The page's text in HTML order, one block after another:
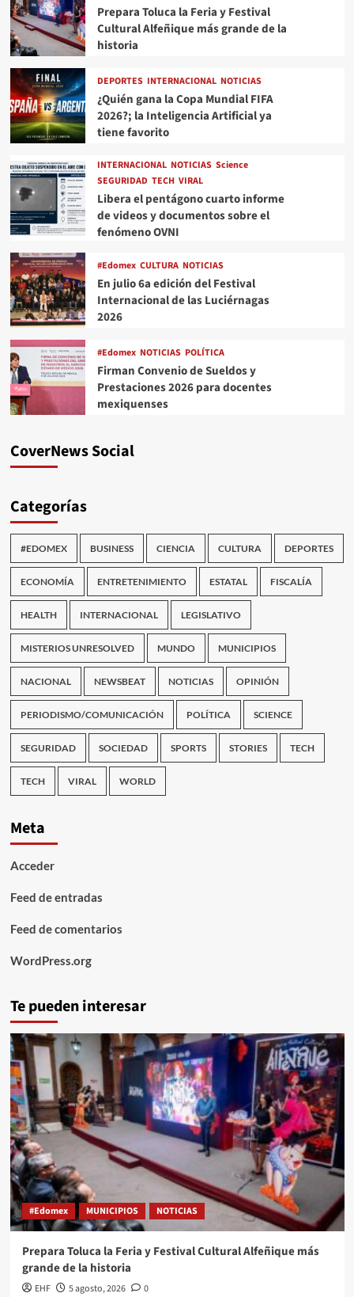
Prepara Toluca la Feria y Festival
Cultural Alfeñique más grande de la
historia
DEPORTES INTERNACIONAL NOTICIAS
¿Quién gana la Copa Mundial FIFA
2026?; la Inteligencia Artificial ya
tiene favorito
INTERNACIONAL NOTICIAS Science
SEGURIDAD TECH VIRAL
Libera el pentágono cuarto informe
de videos y documentos sobre el
fenómeno OVNI
#Edomex CULTURA NOTICIAS
En julio 6a edición del Festival
Internacional de las Luciérnagas
2026
#Edomex NOTICIAS POLÍTICA
Firman Convenio de Sueldos y
Prestaciones 2026 para docentes
mexiquenses
CoverNews Social
Categorías
#EDOMEX BUSINESS CIENCIA CULTURA DEPORTES
ECONOMÍA ENTRETENIMIENTO ESTATAL FISCALÍA
HEALTH INTERNACIONAL LEGISLATIVO
MISTERIOS UNRESOLVED MUNDO MUNICIPIOS
NACIONAL NEWSBEAT NOTICIAS OPINIÓN
PERIODISMO/COMUNICACIÓN POLÍTICA SCIENCE
SEGURIDAD SOCIEDAD SPORTS STORIES TECH
TECH VIRAL WORLD
Meta
Acceder
Feed de entradas
Feed de comentarios
WordPress.org
Te pueden interesar
#Edomex MUNICIPIOS NOTICIAS
Prepara Toluca la Feria y Festival Cultural Alfeñique más
grande de la historia
EHF 5 agosto, 2026 0